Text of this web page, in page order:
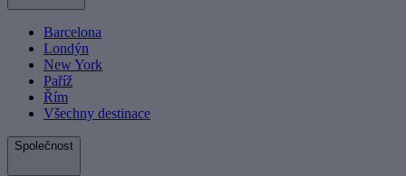
Barcelona
Londýn
New York
Paříž
Řím
Všechny destinace
Společnost